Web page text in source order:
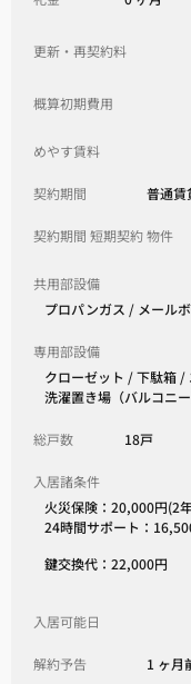
更新・再契約料
概算初期費用
めやす賃料
契約期間 普通賃
契約期間 短期契約 物件
共用部設備
プロパンガス / メール
専用部設備
クローゼット / 下駄箱
洗濯置き場（バルコニ
総戸数 18戸
入居諸条件
火災保険：20,000円(2
24時間サポート：
鍵交換代：22,000円
入居可能日
解約予告 1 ヶ月